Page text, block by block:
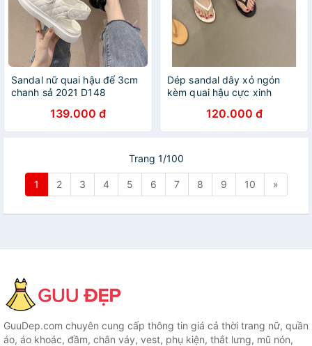
Sandal nữ quai hậu đế 3cm
chanh sả 2021 D148
139.000 đ
Dép sandal dây xỏ ngón
kèm quai hậu cực xinh
120.000 đ
Trang 1/100
1 2 3 4 5 6 7 8 9 10 »
GuuDep.com chuyên cung cấp thông tin giá cả thời trang nữ, quần
áo, áo khoác, đầm, chân váy, vest, phụ kiện, thắt lưng, mũ nón,